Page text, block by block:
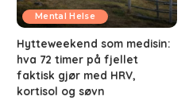
Mental Helse
Hytteweekend som medisin:
hva 72 timer på fjellet
faktisk gjør med HRV,
kortisol og søvn